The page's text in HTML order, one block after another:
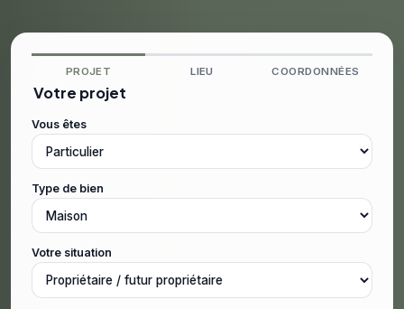
PROJET LIEU COORDONNÉES
Votre projet
Vous êtes
Type de bien
Votre situation